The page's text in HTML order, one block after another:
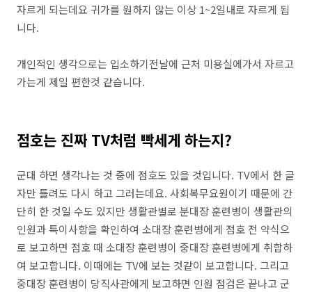
자르게 되는데요 귀가를 원하지 않는 이상 1~2일내로 자르게 됩
니다.
개인적인 생각으로는 입소하기전날에 근처 미용실에가서 자르고
가는게 제일 편한것 같습니다.
점호는 진짜 TV처럼 빡세게 하는지?
군대 하면 생각나는 것 중에 점호도 있을 것입니다. TV에서 한 글
자만 틀려도 다시 하고 그러는데요. 사회복무요원이기 때문에 간
단히 한 것일 수도 있지만 생활관별로 분대장 훈련병이 생활관의
인원과 특이사항을 확인하여 소대장 훈련병에게 점호 전 약식으
로 보고하면 점호 때 소대장 훈련병이 중대장 훈련병에게 취합하
여 보고합니다. 이때에는 TV에 보는 것같이 보고합니다. 그리고
중대장 훈련병이 당직사관에게 보고하면 인원 점검은 끝나고 군